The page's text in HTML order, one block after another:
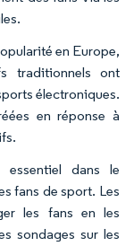
en Europe,
traditionnels ont
électroniques.
en réponse à
dans le
fans de sport. Les
les fans en les
sondages sur les